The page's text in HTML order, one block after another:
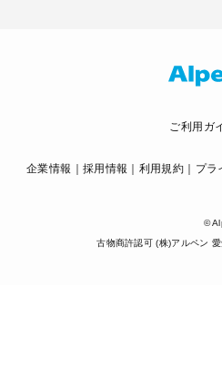
ご利用ガ
企業情報 採用情報 利用規約 プラ
©
古物商許認可 (株)アルペン